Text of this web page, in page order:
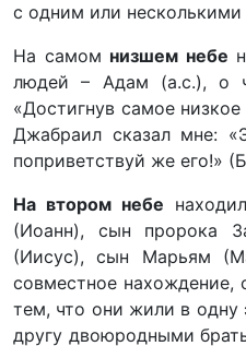
с одним или
На самом низшем небе
людей – Адам (а.с.), о
«Достигнув самое
Джабраил сказал мне:
поприветствуй же его!»
На втором небе
(Иоанн), сын пророка
(Иисус), сын Марьям
совместное нахождение,
тем, что они жили в одну
другу двоюродными